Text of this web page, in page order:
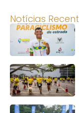
Notícias